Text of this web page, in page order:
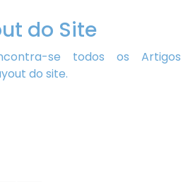
do Site
se todos os Artigos
do site.